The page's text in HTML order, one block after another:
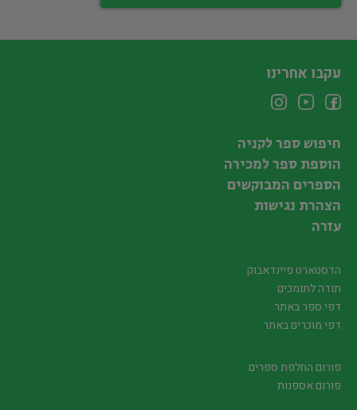
עקבו אחרינו
חיפוש ספר לקניה
הוספת ספר למכירה
הספרים המבוקשים
הצהרת נגישות
עזרה
הדסטארט פיינדאבוק
תודה לתומכים
דפי ספר באתר
דפי מוכרים באתר
פורום החלפת ספרים
פורום אספנות